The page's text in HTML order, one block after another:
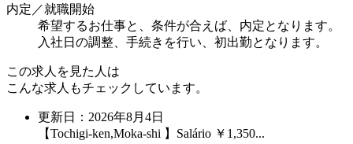
内定／就職開始
希望するお仕事と、条件が合えば、内定となります。
入社日の調整、手続きを行い、初出勤となります。
この求人を見た人は
こんな求人もチェックしています。
更新日：2026年8月4日
【Tochigi-ken,Moka-shi 】Salário ￥1,350...